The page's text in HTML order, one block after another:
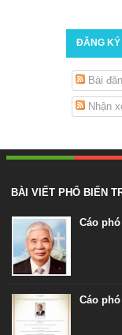
ĐĂNG KÝ
Bài
Nhận
BÀI VIẾT PHỔ BIẾN
Cáo
Cáo